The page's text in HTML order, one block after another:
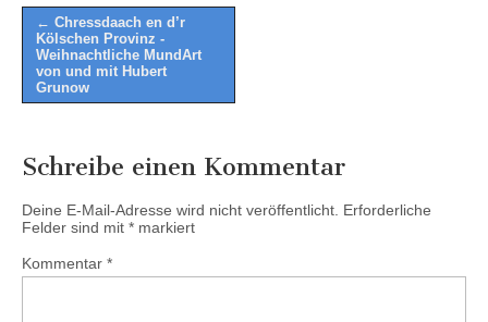
Post
navigation
← Chressdaach en d’r
Kölschen Provinz -
Weihnachtliche MundArt
von und mit Hubert
Grunow
Schreibe einen Kommentar
Deine E-Mail-Adresse wird nicht veröffentlicht. Erforderliche
Felder sind mit * markiert
Kommentar *